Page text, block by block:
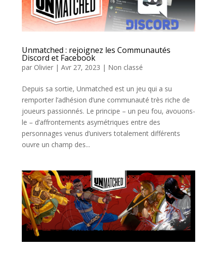
Unmatched : rejoignez les Communautés
Discord et Facebook
par Olivier| Avr 27, 2023 | Non classé
Depuis sa sortie, Unmatched est un jeu qui a su
remporter l’adhésion d’une communauté très riche de
joueurs passionnés. Le principe – un peu fou, avouons-
le – d’affrontements asymétriques entre des
personnages venus d’univers totalement différents
ouvre un champ des...